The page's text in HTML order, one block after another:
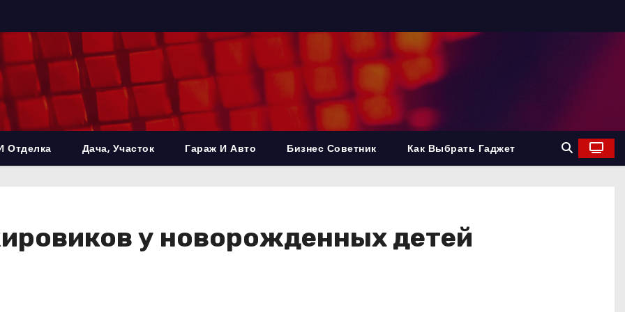
Отделка Дача, Участок Гараж И Авто Бизнес Советник Как Выбрать Гаджет
у новорожденных детей